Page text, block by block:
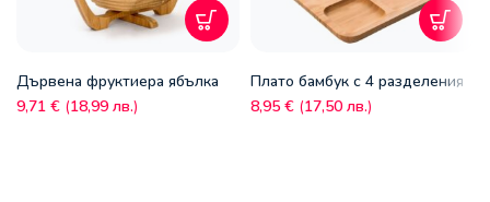
Дървена фруктиера ябълка
9,71 € (18,99 лв.)
Плато бамбук с 4 разделения
8,95 € (17,50 лв.)